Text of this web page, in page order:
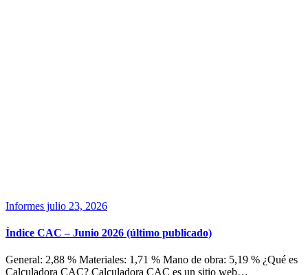
Informes julio 23, 2026
Índice CAC – Junio 2026 (último publicado)
General: 2,88 % Materiales: 1,71 % Mano de obra: 5,19 % ¿Qué es
Calculadora CAC? Calculadora CAC es un sitio web…